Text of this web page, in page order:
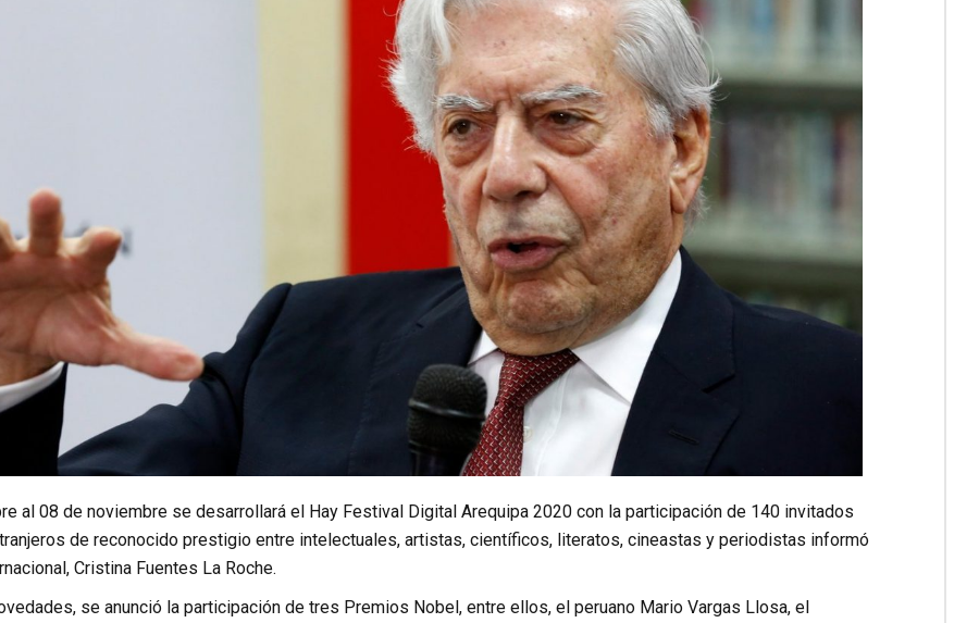
al 08 de noviembre se desarrollará el Hay Festival Digital Arequipa 2020 con la participación de 140 invitados
de reconocido prestigio entre intelectuales, artistas, científicos, literatos, cineastas y periodistas informó
Cristina Fuentes La Roche.
se anunció la participación de tres Premios Nobel, entre ellos, el peruano Mario Vargas Llosa, el